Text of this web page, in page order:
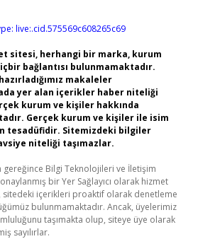
live:.cid.575569c608265c69
sitesi, herhangi bir marka, kurum
bağlantısı bulunmamaktadır.
makaleler
yer alan içerikler haber niteliği
kurum ve kişiler hakkında
Gerçek kurum ve kişiler ile isim
tesadüfidir. Sitemizdeki bilgiler
niteliği taşımazlar.
gereğince Bilgi Teknolojileri ve İletişim
bir Yer Sağlayıcı olarak hizmet
içerikleri proaktif olarak denetleme
bulunmamaktadır. Ancak, üyelerimiz
taşımakta olup, siteye üye olarak
sayılırlar.